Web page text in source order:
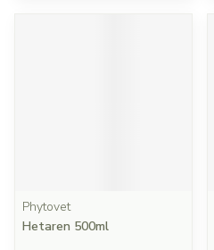
Phytovet
Hetaren 500ml